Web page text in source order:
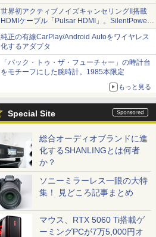
など。夏の特番・配信情報
世界初アクティブノイズキャンセリングII搭載
HDMIケーブル「Pulsar HDMI」。SilentPower
から
純正の有線CarPlay/Android Autoをワイヤレス
化するアダプタ
「バック・トゥ・ザ・フューチャー」の時計台
をモチーフにした腕時計。1985本限定
もっと見る
Special Site
総合オーディオブランドに進
化するSHANLINGとは何者
か？
ソニーミラーレス一眼の大特
集！ 見どころ記事まとめ
マウス、RTX 5060 Ti搭載ゲ
ーミングPCが7万5,000円オ